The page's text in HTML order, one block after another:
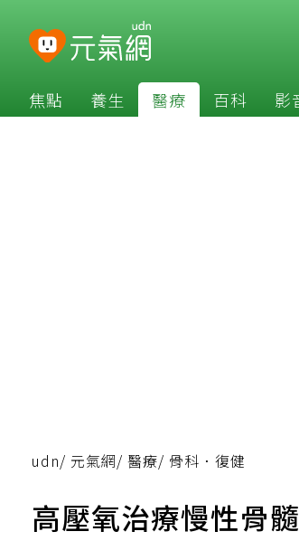
焦點 養生 醫療 百科 影
udn/ 元氣網/ 醫療/ 骨科．復健
高壓氧治療慢性骨